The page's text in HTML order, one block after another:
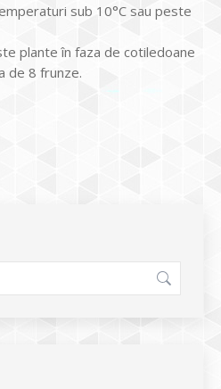
sub 10°C sau peste
plante în faza de cotiledoane
de 8 frunze.